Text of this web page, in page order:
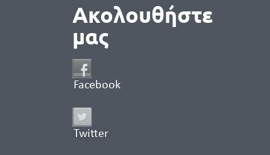
Ακολουθήστε
μας
Facebook
Twitter